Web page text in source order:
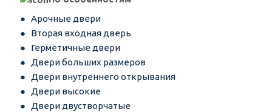
Арочные двери
Вторая входная дверь
Герметичные двери
Двери больших размеров
Двери внутреннего открывания
Двери высокие
Двери двустворчатые